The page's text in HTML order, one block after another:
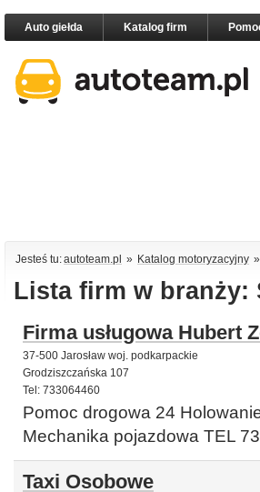
Auto giełda Katalog firm
Jesteś tu:autoteam.pl » Katalog motoryzacyjny »
Lista firm w branży:
Firma usługowa Hubert
37-500 Jarosław woj. podkarpackie
Grodziszczańska 107
Tel: 733064460
Pomoc drogowa 24
Mechanika pojazdowa TEL
Taxi Osobowe